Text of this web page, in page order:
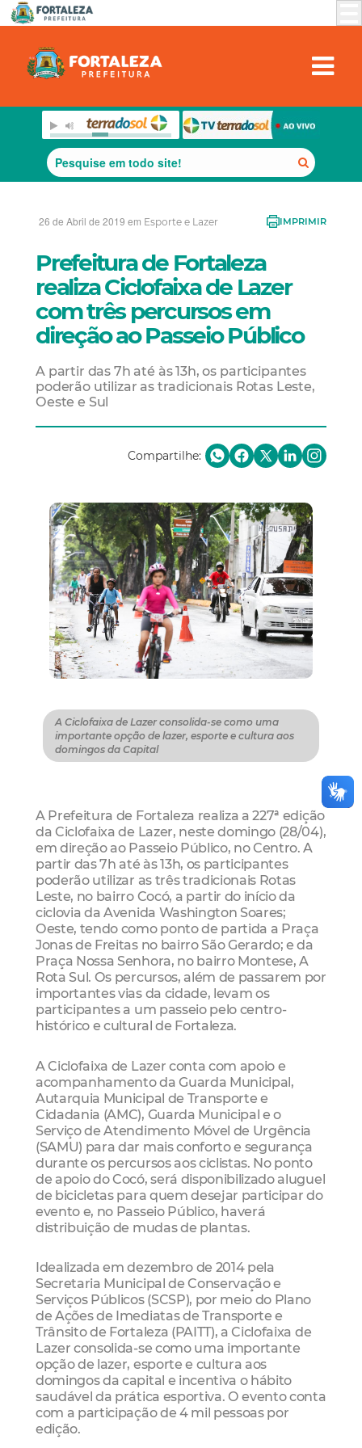
26 de Abril de 2019 em Esporte e Lazer IMPRIMIR
Prefeitura de Fortaleza
realiza Ciclofaixa de Lazer
com três percursos em
direção ao Passeio Público
A partir das 7h até às 13h, os participantes
poderão utilizar as tradicionais Rotas Leste,
Oeste e Sul
Compartilhe:
A Ciclofaixa de Lazer consolida-se como uma
importante opção de lazer, esporte e cultura aos
domingos da Capital
A Prefeitura de Fortaleza realiza a 227ª edição
da Ciclofaixa de Lazer, neste domingo (28/04),
em direção ao Passeio Público, no Centro. A
partir das 7h até às 13h, os participantes
poderão utilizar as três tradicionais Rotas
Leste, no bairro Cocó, a partir do início da
ciclovia da Avenida Washington Soares;
Oeste, tendo como ponto de partida a Praça
Jonas de Freitas no bairro São Gerardo; e da
Praça Nossa Senhora, no bairro Montese, A
Rota Sul. Os percursos, além de passarem por
importantes vias da cidade, levam os
participantes a um passeio pelo centro-
histórico e cultural de Fortaleza.
A Ciclofaixa de Lazer conta com apoio e
acompanhamento da Guarda Municipal,
Autarquia Municipal de Transporte e
Cidadania (AMC), Guarda Municipal e o
Serviço de Atendimento Móvel de Urgência
(SAMU) para dar mais conforto e segurança
durante os percursos aos ciclistas. No ponto
de apoio do Cocó, será disponibilizado aluguel
de bicicletas para quem desejar participar do
evento e, no Passeio Público, haverá
distribuição de mudas de plantas.
Idealizada em dezembro de 2014 pela
Secretaria Municipal de Conservação e
Serviços Públicos (SCSP), por meio do Plano
de Ações de Imediatas de Transporte e
Trânsito de Fortaleza (PAITT), a Ciclofaixa de
Lazer consolida-se como uma importante
opção de lazer, esporte e cultura aos
domingos da capital e incentiva o hábito
saudável da prática esportiva. O evento conta
com a participação de 4 mil pessoas por
edição.